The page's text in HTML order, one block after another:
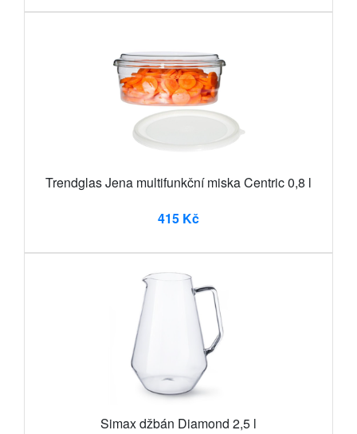
Trendglas Jena multifunkční miska Centric 0,8 l
415 Kč
Simax džbán Diamond 2,5 l